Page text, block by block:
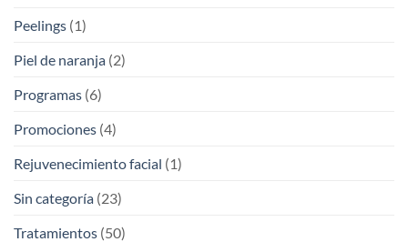
Peelings (1)
Piel de naranja (2)
Programas (6)
Promociones (4)
Rejuvenecimiento facial (1)
Sin categoría (23)
Tratamientos (50)